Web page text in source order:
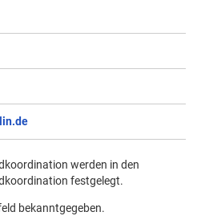
werden in den
festgelegt.
bekanntgegeben.